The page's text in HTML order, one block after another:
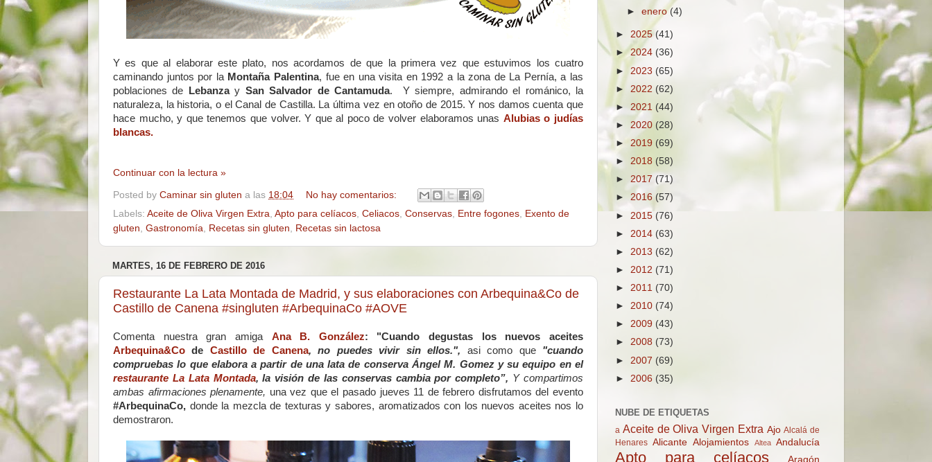
Y es que al elaborar este plato, nos acordamos de que la primera vez que estuvimos los cuatro
caminando juntos por la Montaña Palentina, fue en una visita en 1992 a la zona de La Pernía, a las
poblaciones de
Lebanzay San Salvador de Cantamuda. Y siempre, admirando el románico, la
naturaleza, la historia, o el Canal de Castilla. La última vez en otoño de 2015. Y nos damos cuenta que
hace mucho, y que tenemos que volver. Y que al poco de volver elaboramos unas Alubias o judías
blancas.
Continuar con la lectura »
Posted by Caminar sin gluten a las 18:04
No hay comentarios:
Labels: Aceite de Oliva Virgen Extra, Apto para celíacos, Celiacos, Conservas, Entre fogones, Exento de
gluten, Gastronomía, Recetas sin gluten, Recetas sin lactosa
MARTES, 16 DE FEBRERO DE 2016
Restaurante La Lata Montada de Madrid, y sus elaboraciones con Arbequina&Co de
Castillo de Canena #singluten #ArbequinaCo #AOVE
Comenta nuestra gran amiga Ana B. González: "Cuando degustas los nuevos aceites
Arbequina&Co de Castillo de Canena, no puedes vivir sin ellos.", asi como que"cuando
compruebas lo que elabora a partir de una lata de conserva Ángel M. Gomez y su equipo en el
restaurante La Lata Montada, la visión de las conservas cambia por completo”, Y compartimos
ambas afirmaciones plenamente, una vez que el pasado jueves 11 de febrero disfrutamos del evento
#ArbequinaCo, donde la mezcla de texturas y sabores, aromatizados con los nuevos aceites nos lo
demostraron.
►enero(4)
► 2025 (41)
►2024 (36)
► 2023 (65)
► 2022 (62)
► 2021 (44)
► 2020 (28)
► 2019 (69)
► 2018 (58)
► 2017 (71)
► 2016 (57)
► 2015 (76)
► 2014 (63)
► 2013 (62)
► 2012 (71)
► 2011 (70)
► 2010 (74)
► 2009 (43)
► 2008 (73)
► 2007 (69)
► 2006 (35)
NUBE DE ETIQUETAS
a Aceite de Oliva Virgen Extra Ajo Alcalá de
Henares Alicante Alojamientos Altea Andalucía
Apto para celíacos Aragón